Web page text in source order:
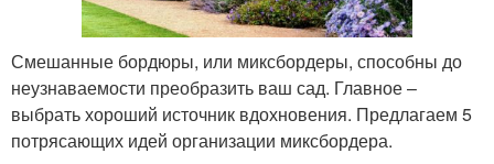
Смешанные бордюры, или миксбордеры, способны до
неузнаваемости преобразить ваш сад. Главное –
выбрать хороший источник вдохновения. Предлагаем 5
потрясающих идей организации миксбордера.